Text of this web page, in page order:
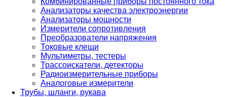
Анализаторы качества электроэнергии
Анализаторы мощности
Измерители сопротивления
Преобразователи напряжения
Токовые клещи
Мультиметры, тестеры
Трассоискатели, детекторы
Радиоизмерительные приборы
Аналоговые измерители
Трубы, шланги, рукава